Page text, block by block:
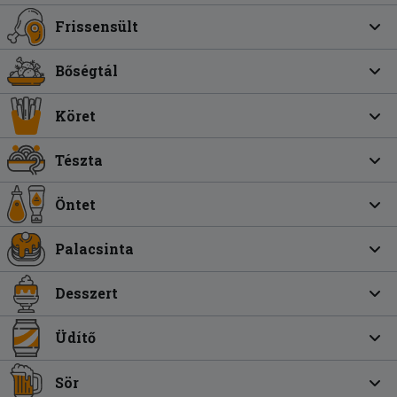
Frissensült
Bőségtál
Köret
Tészta
Öntet
Palacsinta
Desszert
Üdítő
Sör